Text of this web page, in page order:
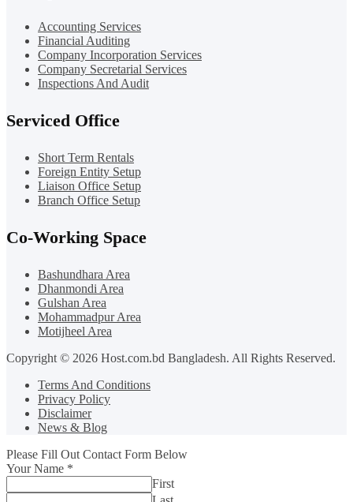
Accounting Services
Financial Auditing
Company Incorporation Services
Company Secretarial Services
Inspections And Audit
Serviced Office
Short Term Rentals
Foreign Entity Setup
Liaison Office Setup
Branch Office Setup
Co-Working Space
Bashundhara Area
Dhanmondi Area
Gulshan Area
Mohammadpur Area
Motijheel Area
Copyright © 2026 Host.com.bd Bangladesh. All Rights Reserved.
Terms And Conditions
Privacy Policy
Disclaimer
News & Blog
Please Fill Out Contact Form Below
Your Name *
First